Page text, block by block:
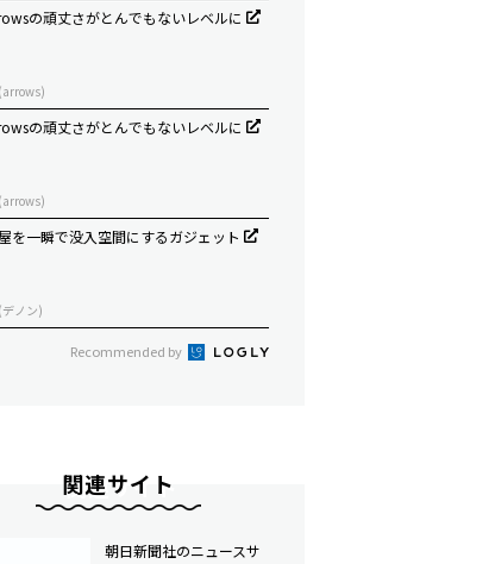
の頑丈さがとんでもないレベルに
の頑丈さがとんでもないレベルに
を一瞬で没入空間にするガジェット
デノン)
Recommended by
関連サイト
朝日新聞社のニュースサ